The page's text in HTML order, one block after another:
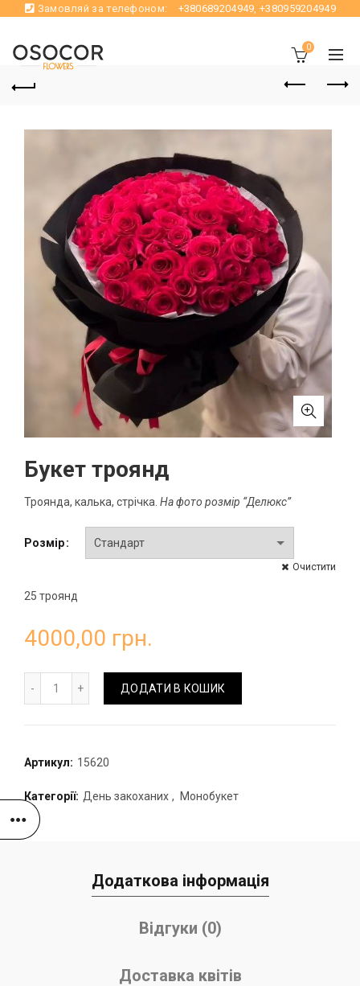
Замовляй за телефоном: +380689204949,+380959204949
0
Букет троянд
Троянда, калька, стрічка. На фото розмір “Делюкс”
Розмір
Очистити
25 троянд
4000,00 грн.
ДОДАТИ В КОШИК
Артикул: 15620
Категорії: День закоханих , Монобукет
Додаткова інформація
Відгуки (0)
Доставка квітів